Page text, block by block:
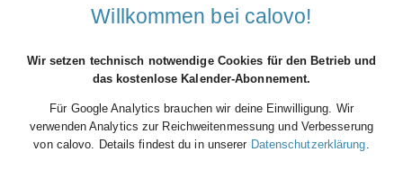
Terminarz
MMTS Kwidzyn
Willkommen bei calovo!
Wir setzen technisch notwendige Cookies für den Betrieb und
das kostenlose Kalender-Abonnement.
Für Google Analytics brauchen wir deine Einwilligung. Wir
verwenden Analytics zur Reichweitenmessung und Verbesserung
von calovo. Details findest du in unserer Datenschutzerklärung